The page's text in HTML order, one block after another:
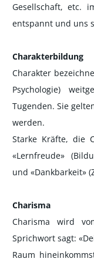
Gesellschaft, etc.
entspannt und uns
Charakterbildung
Charakter
Psychologie)
Tugenden. Sie
werden.
Starke Kräfte, die
«Lernfreude»
und «Dankbarkeit»
Charisma
Charisma wird
Sprichwort sagt:
Raum